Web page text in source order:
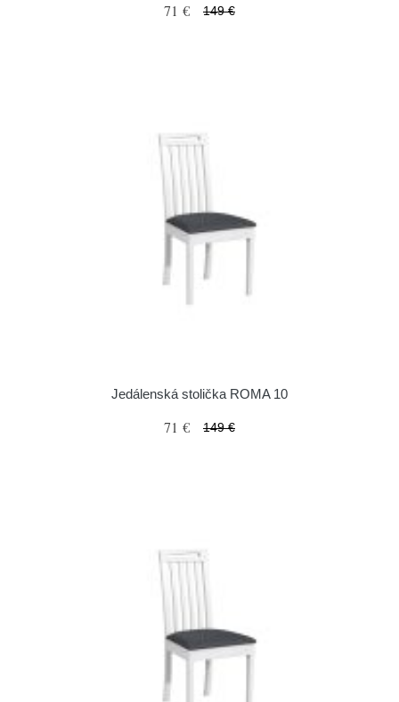
71 € 149 €
Jedálenská stolička ROMA 10
71 € 149 €